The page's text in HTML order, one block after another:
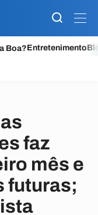
Boa?Entretenimento
faz
mês e
futuras;